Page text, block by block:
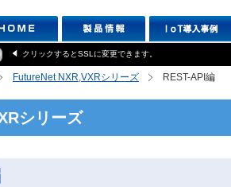
クリックするとSSLに変更できます。
FutureNet NXR,VXRシリーズ REST-API編
シリーズ